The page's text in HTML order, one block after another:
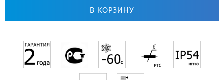
В КОРЗИНУ